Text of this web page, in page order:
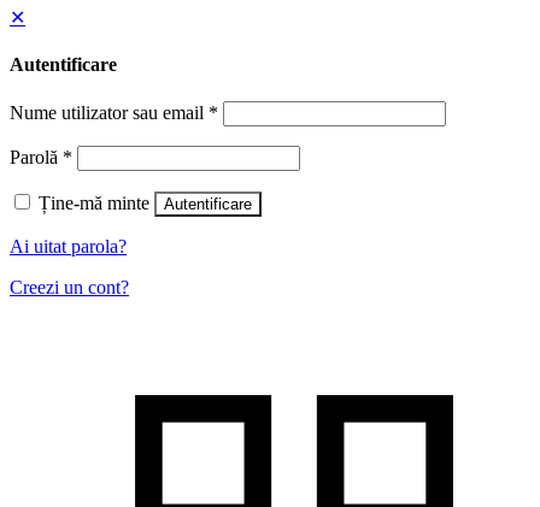
✕
Autentificare
Nume utilizator sau email *
Parolă *
Ține-mă minte Autentificare
Ai uitat parola?
Creezi un cont?